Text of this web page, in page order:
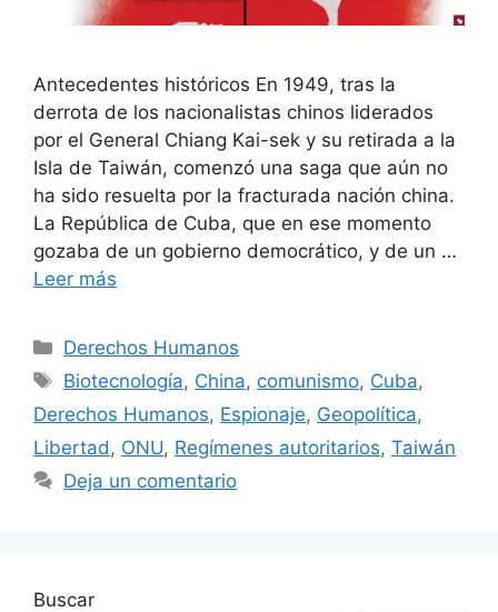
Antecedentes históricos En 1949, tras la
derrota de los nacionalistas chinos liderados
por el General Chiang Kai-sek y su retirada a la
Isla de Taiwán, comenzó una saga que aún no
ha sido resuelta por la fracturada nación china.
La República de Cuba, que en ese momento
gozaba de un gobierno democrático, y de un …
Leer más
Derechos Humanos
Biotecnología, China, comunismo, Cuba,
Derechos Humanos, Espionaje, Geopolítica,
Libertad , ONU, Regímenes autoritarios, Taiwán
Deja un comentario
Buscar